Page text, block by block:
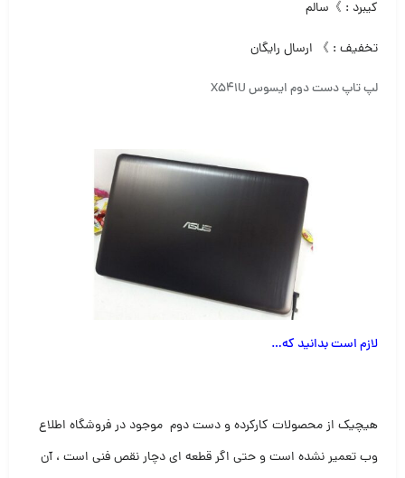
کیبرد : 》سالم
تخفیف : 》 ارسال رایگان
لپ تاپ دست دوم ایسوس X541U
لازم است بدانید که…
هیچیک از محصولات کارکرده و دست دوم موجود در فروشگاه اطلاع
وب تعمیر نشده است و حتی اگر قطعه ای دچار نقص فنی است ، آن